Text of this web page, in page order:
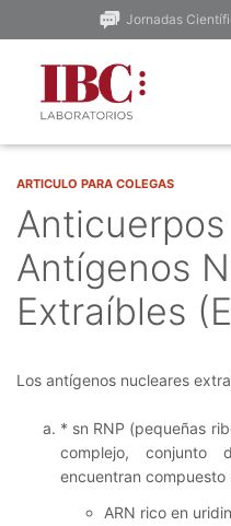
Jornadas
ARTICULO PARA COLEGAS
Antígenos
Extraíbles
Los antígenos nucleares
* sn RNP (pequeñas
complejo,
encuentran compuesto
ARN rico en